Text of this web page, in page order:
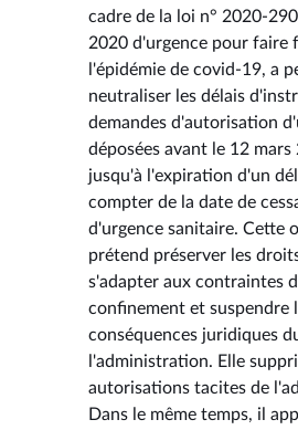
cadre de la loi n° 2020-
2020 d'urgence pour faire
l'épidémie de covid-19, a
neutraliser les délais
demandes d'autorisation
déposées avant le 12 mars
jusqu'à l'expiration d'un
compter de la date de
d'urgence sanitaire. Cette
prétend préserver les
s'adapter aux contraintes
confinement et suspendre
conséquences juridiques
l'administration. Elle
autorisations tacites de
Dans le même temps, il